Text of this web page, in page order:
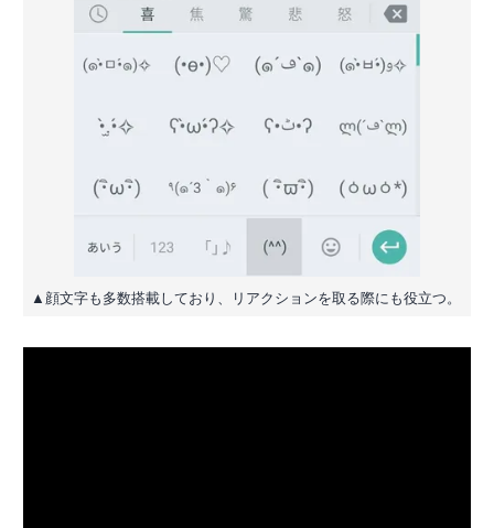
▲顔文字も多数搭載しており、リアクションを取る際にも役立つ。